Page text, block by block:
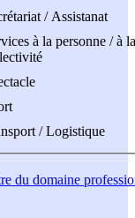
/ Assistanat
à la personne / à la
/ Logistique
du domaine